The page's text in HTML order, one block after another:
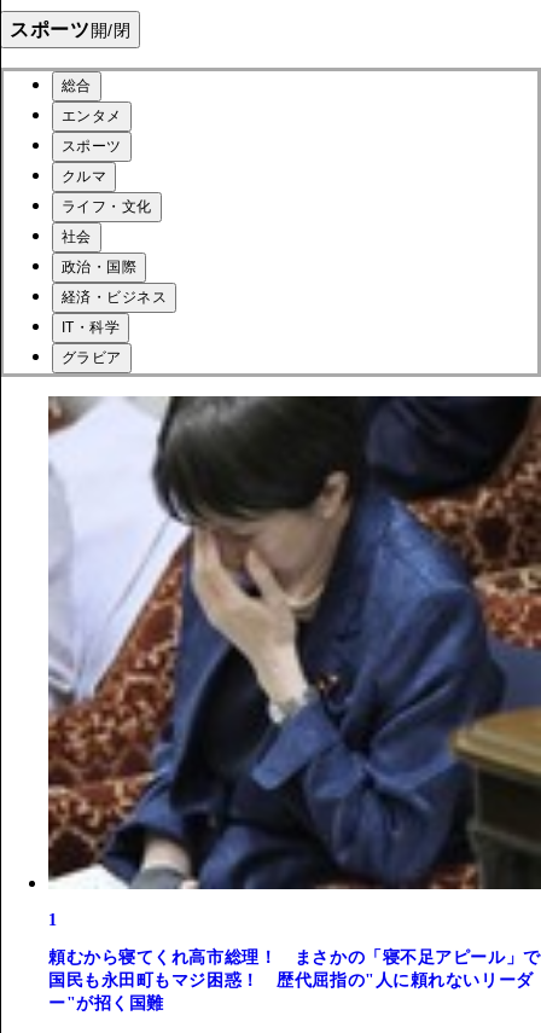
スポーツ開/閉
総合
エンタメ
スポーツ
クルマ
ライフ・文化
社会
政治・国際
経済・ビジネス
IT・科学
グラビア
1
頼むから寝てくれ高市総理！ まさかの「寝不足アピール」で
国民も永田町もマジ困惑！ 歴代屈指の"人に頼れないリーダ
ー"が招く国難